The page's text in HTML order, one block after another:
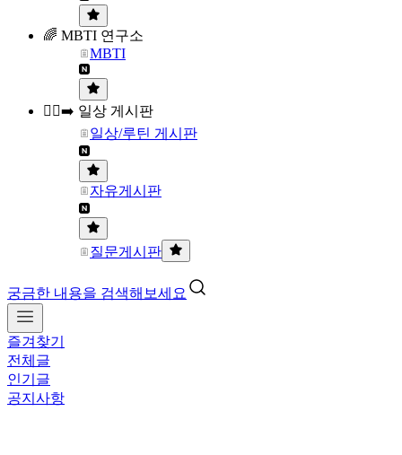
🌈 MBTI 연구소
MBTI
🏃‍♀️‍➡️ 일상 게시판
일상/루틴 게시판
자유게시판
질문게시판
궁금한 내용을 검색해보세요
즐겨찾기
전체글
인기글
공지사항